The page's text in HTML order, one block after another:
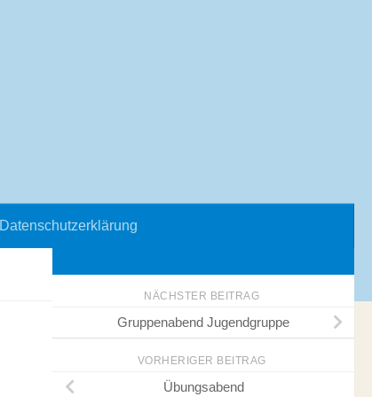
Datenschutzerklärung
NÄCHSTER BEITRAG
Gruppenabend Jugendgruppe
VORHERIGER BEITRAG
Übungsabend